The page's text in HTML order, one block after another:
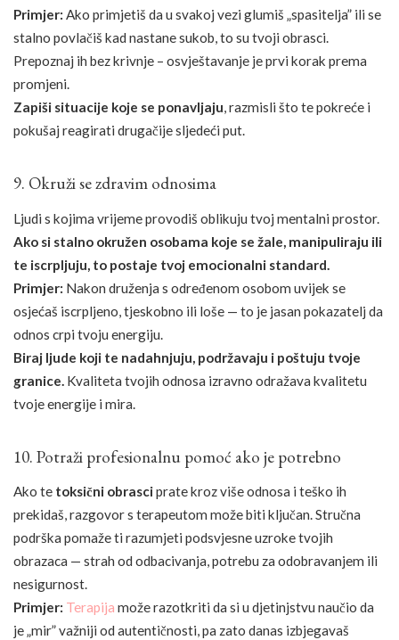
Primjer: Ako primjetiš da u svakoj vezi glumiš „spasitelja” ili se
stalno povlačiš kad nastane sukob, to su tvoji obrasci.
Prepoznaj ih bez krivnje – osvještavanje je prvi korak prema
promjeni.
Zapiši situacije koje se ponavljaju, razmisli što te pokreće i
pokušaj reagirati drugačije sljedeći put.
9. Okruži se zdravim odnosima
Ljudi s kojima vrijeme provodiš oblikuju tvoj mentalni prostor.
Ako si stalno okružen osobama koje se žale, manipuliraju ili
te iscrpljuju, to postaje tvoj emocionalni standard.
Primjer: Nakon druženja s određenom osobom uvijek se
osjećaš iscrpljeno, tjeskobno ili loše — to je jasan pokazatelj da
odnos crpi tvoju energiju.
Biraj ljude koji te nadahnjuju, podržavaju i poštuju tvoje
granice. Kvaliteta tvojih odnosa izravno odražava kvalitetu
tvoje energije i mira.
10. Potraži profesionalnu pomoć ako je potrebno
Ako te toksični obrasciprate kroz više odnosa i teško ih
prekidaš, razgovor s terapeutom može biti ključan. Stručna
podrška pomaže ti razumjeti podsvjesne uzroke tvojih
obrazaca — strah od odbacivanja, potrebu za odobravanjem ili
nesigurnost.
Primjer: Terapija može razotkriti da si u djetinjstvu naučio da
je „mir” važniji od autentičnosti, pa zato danas izbjegavaš